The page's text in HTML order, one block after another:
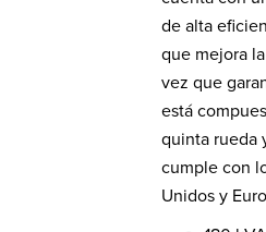
de alta
que mejora
vez que
está
quinta rueda
cumple con
Unidos y